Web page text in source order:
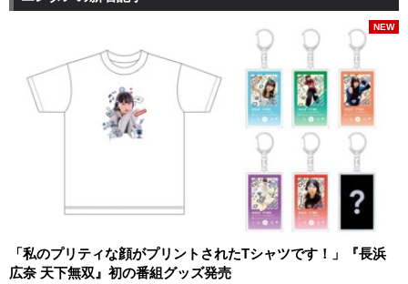
「私のプリティな顔がプリントされたTシャツです！」『長浜
広奈 天下無双』初の番組グッズ発売
NEW